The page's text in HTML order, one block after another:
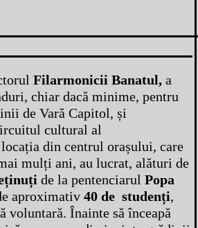
Filarmonicii Banatul, a
chiar dacă minime, pentru
de Vară Capitol, și
cultural al
din centrul orașului, care
mulți ani, au lucrat, alături de
de la pentenciarul Popa
aproximativ 40 de studenți,
voluntară. Înainte să înceapă